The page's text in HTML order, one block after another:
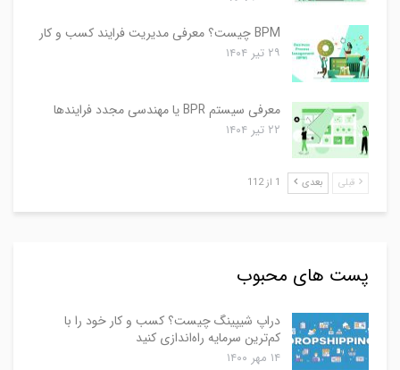
BPM چیست؟ معرفی مدیریت فرایند کسب و کار
۲۹ تیر ۱۴۰۴
معرفی سیستم BPR یا مهندسی مجدد فرایندها
۲۲ تیر ۱۴۰۴
قبلی بعدی 1 از 112
پست های محبوب
دراپ شیپینگ چیست؟ کسب و کار خود را با
کم‌ترین سرمایه راه‌اندازی کنید
۱۴ مهر ۱۴۰۰